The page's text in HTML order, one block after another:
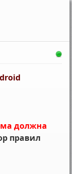
должна
правил